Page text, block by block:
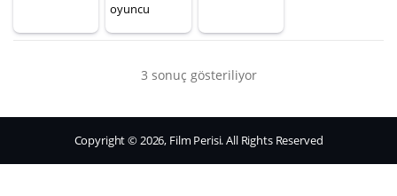
oyuncu
3 sonuç gösteriliyor
Copyright © 2026, Film Perisi. All Rights Reserved